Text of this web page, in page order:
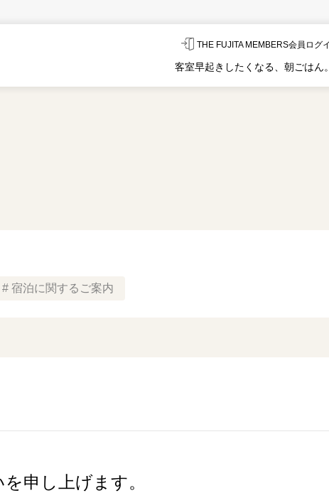
THE FUJITA MEMBERS会員ログ
客室早起きしたくなる、朝ごはん。
宿泊に関するご案内
申し上げます。